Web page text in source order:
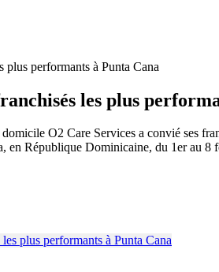
plus performants à Punta Cana
les plus
O2 Care Services a convié ses
en République Dominicaine, du 1er au 8